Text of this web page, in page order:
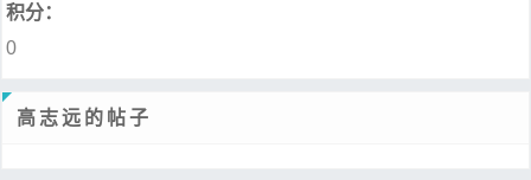
积分：
0
高志远的帖子